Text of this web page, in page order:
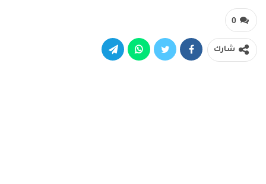
0
شارك